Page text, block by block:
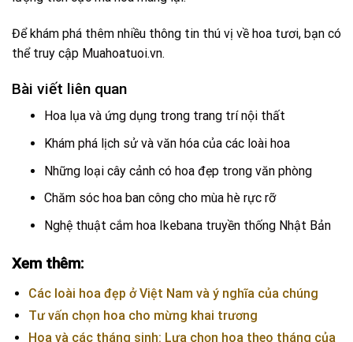
Để khám phá thêm nhiều thông tin thú vị về hoa tươi, bạn có
thể truy cập Muahoatuoi.vn.
Bài viết liên quan
Hoa lụa và ứng dụng trong trang trí nội thất
Khám phá lịch sử và văn hóa của các loài hoa
Những loại cây cảnh có hoa đẹp trong văn phòng
Chăm sóc hoa ban công cho mùa hè rực rỡ
Nghệ thuật cắm hoa Ikebana truyền thống Nhật Bản
Xem thêm:
Các loài hoa đẹp ở Việt Nam và ý nghĩa của chúng
Tư vấn chọn hoa cho mừng khai trương
Hoa và các tháng sinh: Lựa chọn hoa theo tháng của